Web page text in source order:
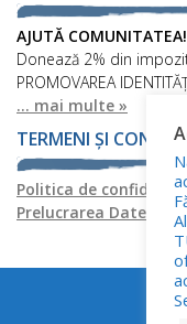
AJUTĂ COMUNITATEA!
Donează 2% din
PROMOVAREA
... mai multe »
TERMENI ȘI CONDIȚII
Politica de
Prelucrarea Datelor